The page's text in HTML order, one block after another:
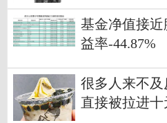
基金净值接
益率-44.87%
很多人来不
直接被拉进